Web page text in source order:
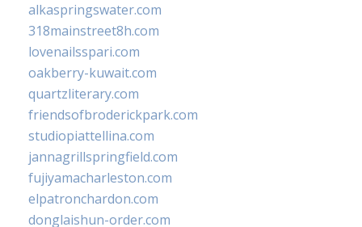
alkaspringswater.com
318mainstreet8h.com
lovenailsspari.com
oakberry-kuwait.com
quartzliterary.com
friendsofbroderickpark.com
studiopiattellina.com
jannagrillspringfield.com
fujiyamacharleston.com
elpatronchardon.com
donglaishun-order.com